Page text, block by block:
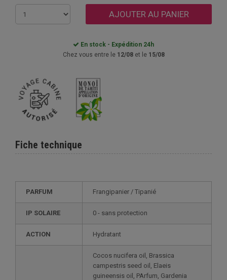
AJOUTER AU PANIER
En stock - Expédition 24h
Chez vous entre le 12/08et le 15/08
Fiche technique
PARFUM Frangipanier / Tipanié
IP SOLAIRE 0 - sans protection
ACTION Hydratant
Cocos nucifera oil, Brassica
campestris seed oil, Elaeis
guineensis oil, PArfum, Gardenia